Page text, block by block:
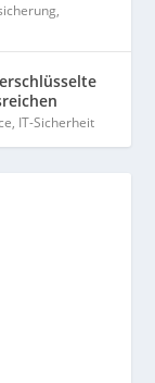
,
, IT-Sicherheit